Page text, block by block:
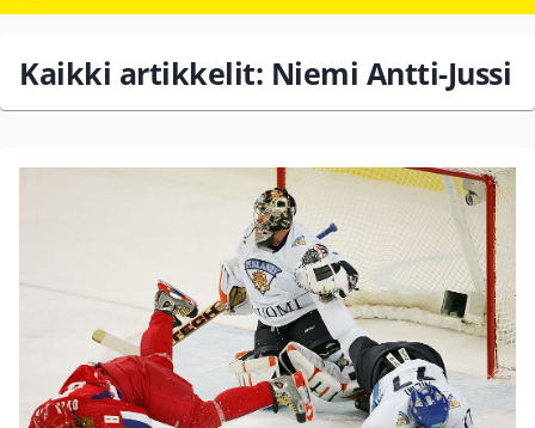
Kaikki artikkelit: Niemi Antti-Jussi